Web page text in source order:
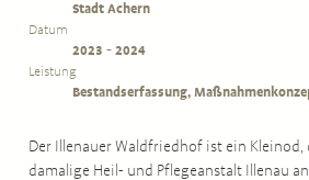
Stadt Achern
Datum
2023 - 2024
Leistung
Bestandserfassung,
Der Illenauer Waldfriedhof ist ein
damalige Heil- und Pflegeanstalt Illenau